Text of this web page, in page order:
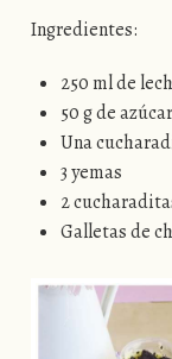
Ingredientes:
250 ml de
50 g de azúcar
Una
3 yemas
2
Galletas de